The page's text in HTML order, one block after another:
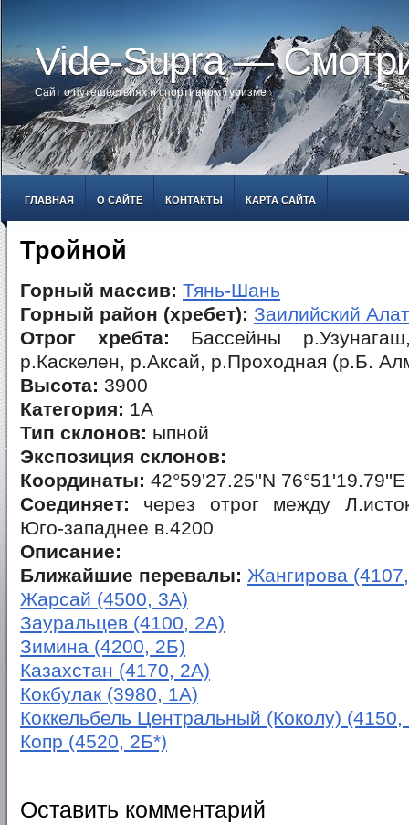
Vide-Supra —
Сайт о путешествиях и спортивном туризме
ГЛАВНАЯ О САЙТЕ КОНТАКТЫ КАРТА САЙТА
Тройной
Горный массив: Тянь-Шань
Горный район (хребет): Заилийский
Отрог хребта: Бассейны
р.Каскелен, р.Аксай, р.Проходная (р.Б.
Высота: 3900
Категория: 1А
Тип склонов: ыпной
Экспозиция склонов:
Координаты: 42°59'27.25''N 76°51'19.79''E
Соединяет: через отрог между
Юго-западнее в.4200
Описание:
Ближайшие перевалы: Жангирова
Жарсай (4500, 3А)
Зауральцев (4100, 2А)
Зимина (4200, 2Б)
Казахстан (4170, 2А)
Кокбулак (3980, 1А)
Коккельбель Центральный (Коколу)
Копр (4520, 2Б*)
Оставить комментарий